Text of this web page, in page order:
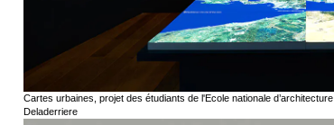
Cartes urbaines, projet des étudiants de l'Ecole nationale
Deladerriere